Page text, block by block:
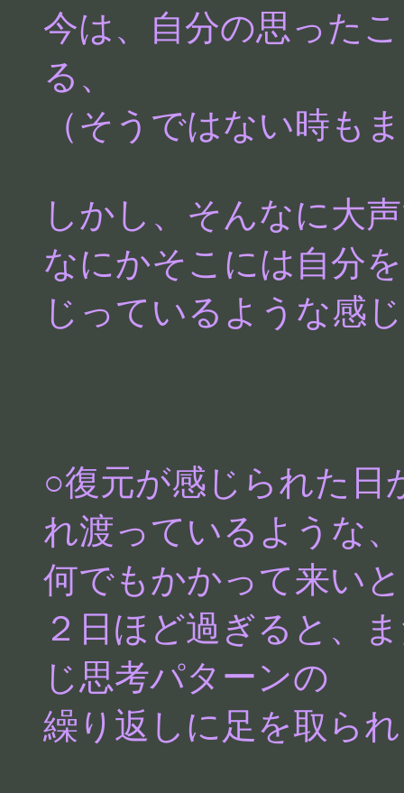
今は、自分の思った
る、
（そうではない時も
しかし、そんなに大
なにかそこには自分
じっているような感
○復元が感じられた日
れ渡っているような、
何でもかかって来い
２日ほど過ぎると、
じ思考パターンの
繰り返しに足を取ら